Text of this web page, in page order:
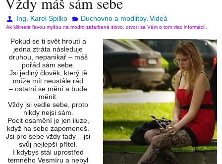
Ing. Karel Spilko Duchovno a modlitby, Videá
Ak kliknete ľavou myšou na modro zafarbené slovo, otvorí sa Vám o tom viac informácií.
Pokud se ti svět hroutí a
jedna ztráta následuje
druhou, nepanikař – máš
pořád sám sebe.
Jsi jediný člověk, který tě
může mít neustále rád
– ostatní se mění a bude
měnit.
Vždy jsi vedle sebe, proto
nikdy nejsi sám.
Pocit osamění je jen iluze,
když na sebe zapomeneš.
Jsi pro sebe vždy tady – jsi
svůj nejlepší přítel.
I kdybys stál uprostřed
temného Vesmíru a nebyl